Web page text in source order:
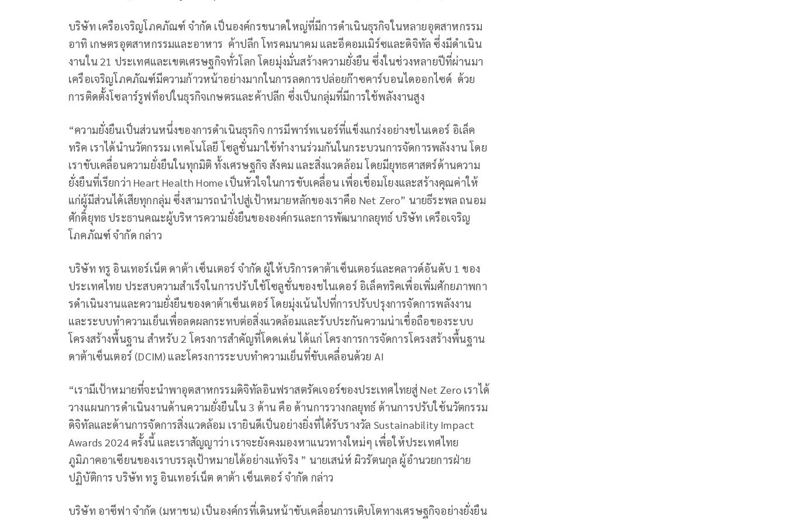
บริษัท เครือเจริญโภคภัณฑ์ จำกัด เป็นองค์กรขนาดใหญ่ที่มีการดําเนินธุรกิจในหลายอุตสาหกรรม
อาทิ เกษตรอุตสาหกรรมและอาหาร ค้าปลีก โทรคมนาคม และอีคอมเมิร์ซและดิจิทัล ซึ่งมีดําเนิน
งานใน 21 ประเทศและเขตเศรษฐกิจทั่วโลก โดยมุ่งมั่นสร้างความยั่งยืน ซึ่งในช่วงหลายปีที่ผ่านมา
เครือเจริญโภคภัณฑ์มีความก้าวหน้าอย่างมากในการลดการปล่อยก๊าซคาร์บอนไดออกไซด์ ด้วย
การติดตั้งโซลาร์รูฟท็อปในธุรกิจเกษตรและค้าปลีก ซึ่งเป็นกลุ่มที่มีการใช้พลังงานสูง
“ความยั่งยืนเป็นส่วนหนึ่งของการดำเนินธุรกิจ การมีพาร์ทเนอร์ที่แข็งแกร่งอย่างชไนเดอร์ อิเล็ค
ทริค เราได้นำนวัตกรรม เทคโนโลยี โซลูชั่นมาใช้ทำงานร่วมกันในกระบวนการจัดการพลังงาน โดย
เราขับเคลื่อนความยั่งยืนในทุกมิติ ทั้งเศรษฐกิจ สังคม และสิ่งแวดล้อม โดยมียุทธศาสตร์ด้านความ
ยั่งยืนที่เรียกว่า Heart Health Home เป็นหัวใจในการขับเคลื่อน เพื่อเชื่อมโยงและสร้างคุณค่าให้
แก่ผู้มีส่วนได้เสียทุกกลุ่ม ซึ่งสามารถนำไปสู่เป้าหมายหลักของเราคือ Net Zero” นายธีระพล ถนอม
ศักดิ์ยุทธ ประธานคณะผู้บริหารความยั่งยืนขององค์กรและการพัฒนากลยุทธ์ บริษัท เครือเจริญ
โภคภัณฑ์ จำกัด กล่าว
บริษัท ทรู อินเทอร์เน็ต ดาต้า เซ็นเตอร์ จำกัด ผู้ให้บริการดาต้าเซ็นเตอร์และคลาวด์อันดับ 1 ของ
ประเทศไทย ประสบความสําเร็จในการปรับใช้โซลูชั่นของชไนเดอร์ อิเล็คทริคเพื่อเพิ่มศักยภาพกา
รดําเนินงานและความยั่งยืนของดาต้าเซ็นเตอร์ โดยมุ่งเน้นไปที่การปรับปรุงการจัดการพลังงาน
และระบบทําความเย็นเพื่อลดผลกระทบต่อสิ่งแวดล้อมและรับประกันความน่าเชื่อถือของระบบ
โครงสร้างพื้นฐาน สำหรับ 2 โครงการสําคัญที่โดดเด่น ได้แก่ โครงการการจัดการโครงสร้างพื้นฐาน
ดาต้าเซ็นเตอร์ (DCIM) และโครงการระบบทําความเย็นที่ขับเคลื่อนด้วย AI
“เรามีเป้าหมายที่จะนำพาอุตสาหกรรมดิจิทัลอินฟราสตรัคเจอร์ของประเทศไทยสู่ Net Zero เราได้
วางแผนการดำเนินงานด้านความยั่งยืนใน 3 ด้าน คือ ด้านการวางกลยุทธ์ ด้านการปรับใช้นวัตกรรม
ดิจิทัลและด้านการจัดการสิ่งแวดล้อม เรายินดีเป็นอย่างยิ่งที่ได้รับรางวัล Sustainability Impact
Awards 2024 ครั้งนี้ และเราสัญญาว่า เราจะยังคงมองหาแนวทางใหม่ๆ เพื่อให้ประเทศไทย
ภูมิภาคอาเซียนของเราบรรลุเป้าหมายได้อย่างแท้จริง ” นายเสน่ห์ ผิวรัตนกุล ผู้อำนวยการฝ่าย
ปฏิบัติการ บริษัท ทรู อินเทอร์เน็ต ดาต้า เซ็นเตอร์ จำกัด กล่าว
บริษัท อาซีฟา จำกัด (มหาชน) เป็นองค์กรที่เดินหน้าขับเคลื่อนการเติบโตทางเศรษฐกิจอย่างยั่งยืน